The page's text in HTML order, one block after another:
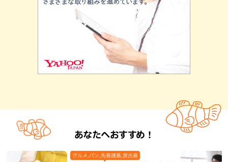
あなたへおすすめ！
グルメ,パン,先島諸島,宮古島